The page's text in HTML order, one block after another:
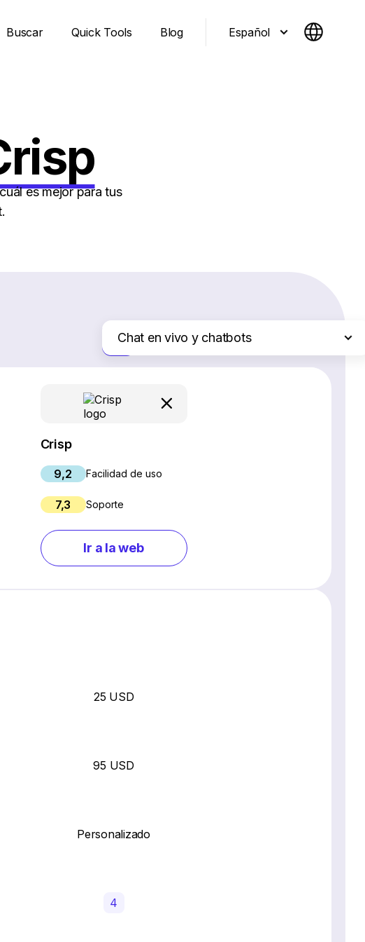
Buscar Quick Tools Blog Español
es mejor para tus
Chat en vivo y chatbots
Servicios de hosting web
Software SEO
Marketing por correo electrónico
Solo las diferencias
Crisp
9,2 Facilidad de uso
7,3 Soporte
Ir a la web
25 USD
95 USD
Personalizado
4